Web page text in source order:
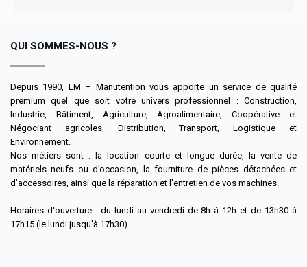
QUI SOMMES-NOUS ?
Depuis 1990, LM – Manutention vous apporte un service de qualité
premium quel que soit votre univers professionnel : Construction,
Industrie, Bâtiment, Agriculture, Agroalimentaire, Coopérative et
Négociant agricoles, Distribution, Transport, Logistique et
Environnement.
Nos métiers sont : la location courte et longue durée, la vente de
matériels neufs ou d’occasion, la fourniture de pièces détachées et
d’accessoires, ainsi que la réparation et l’entretien de vos machines.
Horaires d'ouverture : du lundi au vendredi de 8h à 12h et de 13h30 à
17h15 (le lundi jusqu'à 17h30)